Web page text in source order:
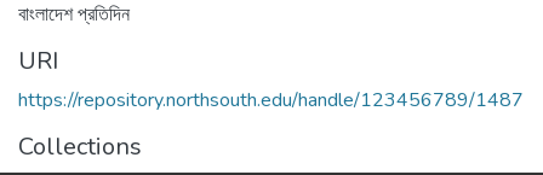
বাংলাদেশ প্রতিদিন
URI
https://repository.northsouth.edu/handle/123456789/1487
Collections